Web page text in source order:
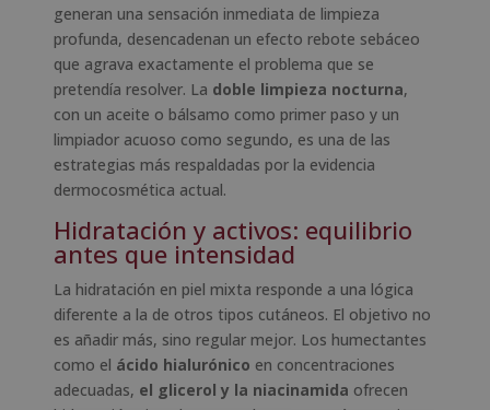
generan una sensación inmediata de limpieza
profunda, desencadenan un efecto rebote sebáceo
que agrava exactamente el problema que se
pretendía resolver. La doble limpieza nocturna,
con un aceite o bálsamo como primer paso y un
limpiador acuoso como segundo, es una de las
estrategias más respaldadas por la evidencia
dermocosmética actual.
Hidratación y activos: equilibrio
antes que intensidad
La hidratación en piel mixta responde a una lógica
diferente a la de otros tipos cutáneos. El objetivo no
es añadir más, sino regular mejor. Los humectantes
como el ácido hialurónico en concentraciones
adecuadas, el glicerol y la niacinamida ofrecen